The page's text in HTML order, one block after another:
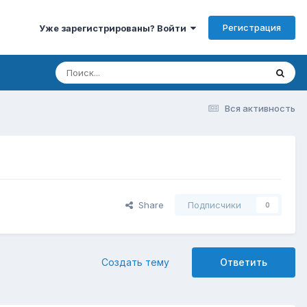
Уже зарегистрированы? Войти Регистрация
Вся активность
Share Подписчики 0
Ответить
Создать тему